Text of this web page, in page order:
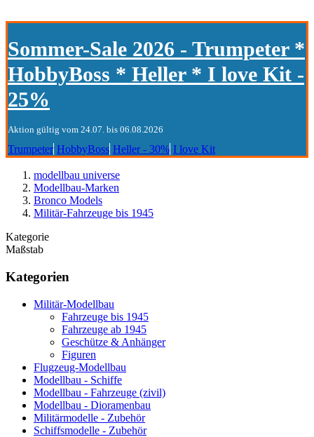
Sommer-Sale 2026 - Trumpeter *
HobbyBoss * Heller * I love Kit -
25%
Aktion gültig vom 24.07. bis 06.08.2026
Trumpeter HobbyBoss Heller - 30% I love Kit
modellbau universe
Modellbau-Marken
Bronco Models
Militär-Fahrzeuge bis 1945
Kategorie
Maßstab
Kategorien
Militär-Modellbau
Fahrzeuge bis 1945
Fahrzeuge ab 1945
Geschütze & Anhänger
Figuren
Flugzeug-Modellbau
Modellbau - Schiffe
Modellbau - Fahrzeuge (zivil)
Modellbau - Dioramenbau
Militärmodelle - Zubehör
Schiffsmodelle - Zubehör